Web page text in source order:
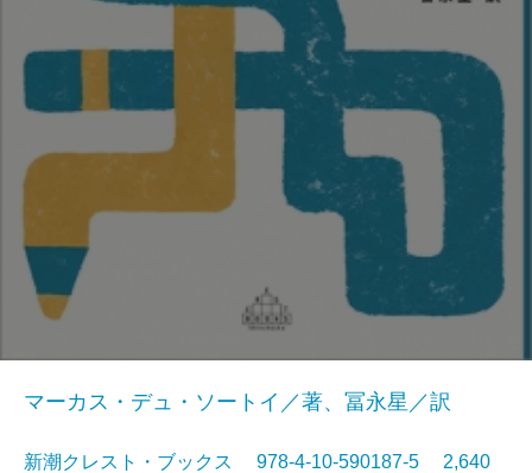
マーカス・デュ・ソートイ／著、冨永星／訳
新潮クレスト・ブックス 978-4-10-590187-5 2,640